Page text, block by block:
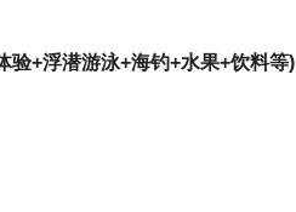
验+浮潜游泳+海钓+水果+饮料等)